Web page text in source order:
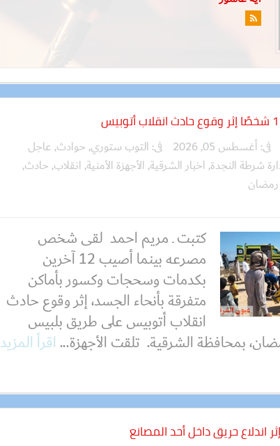
فى: أغسطس 05, 2026 فى: التوب ستوري, حوادث, عاجل
شرطة النجدة, اخبار الشرقية, الأجهزة الأمنية, انقلاب, حادث,
كتبت ـ مريم احمد لقى شخص
مصرعه بينما أصيب 12 آخرين
بكدمات وسحجات وكسور بأماكن
متفرقة بأنحاء الجسد، إثر وقوع حادث
انقلاب أتوبيس على طريق بلبيس
بمحافظة الشرقية. تلقت الأجهزة...اقرأ المزيد